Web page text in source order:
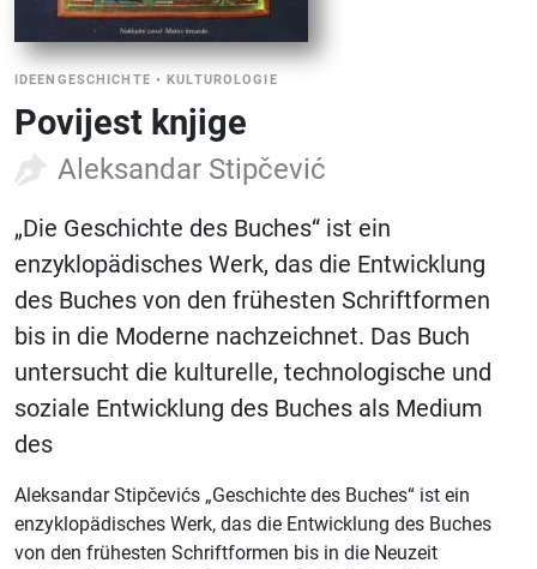
IDEENGESCHICHTE •KULTUROLOGIE
Povijest knjige
Aleksandar Stipčević
„Die Geschichte des Buches“ ist ein
enzyklopädisches Werk, das die Entwicklung
des Buches von den frühesten Schriftformen
bis in die Moderne nachzeichnet. Das Buch
untersucht die kulturelle, technologische und
soziale Entwicklung des Buches als Medium
des
Aleksandar Stipčevićs „Geschichte des Buches“ ist ein
enzyklopädisches Werk, das die Entwicklung des Buches
von den frühesten Schriftformen bis in die Neuzeit